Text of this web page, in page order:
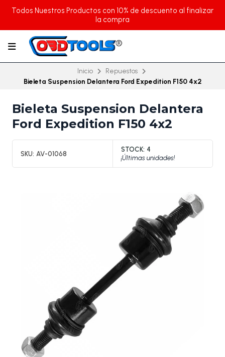
Todos Nuestros Productos con 10% de descuento al finalizar
la compra
Inicio
Repuestos
Bieleta Suspension Delantera Ford Expedition F150 4x2
Bieleta Suspension Delantera
Ford Expedition F150 4x2
SKU: AV-01068
STOCK: 4
¡Últimas unidades!